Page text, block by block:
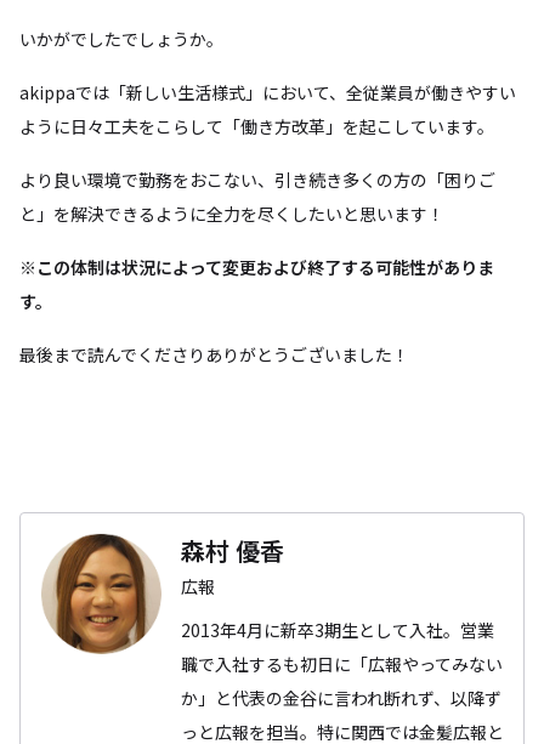
いかがでしたでしょうか。
akippaでは「新しい生活様式」において、全従業員が働きやすい
ように日々工夫をこらして「働き方改革」を起こしています。
より良い環境で勤務をおこない、引き続き多くの方の「困りご
と」を解決できるように全力を尽くしたいと思います！
※この体制は状況によって変更および終了する可能性がありま
す。
最後まで読んでくださりありがとうございました！
森村 優香
広報
2013年4月に新卒3期生として入社。営業
職で入社するも初日に「広報やってみない
か」と代表の金谷に言われ断れず、以降ず
っと広報を担当。特に関西では金髪広報と